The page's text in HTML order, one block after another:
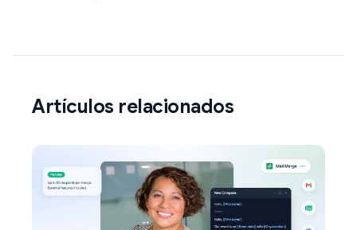
Artículos relacionados